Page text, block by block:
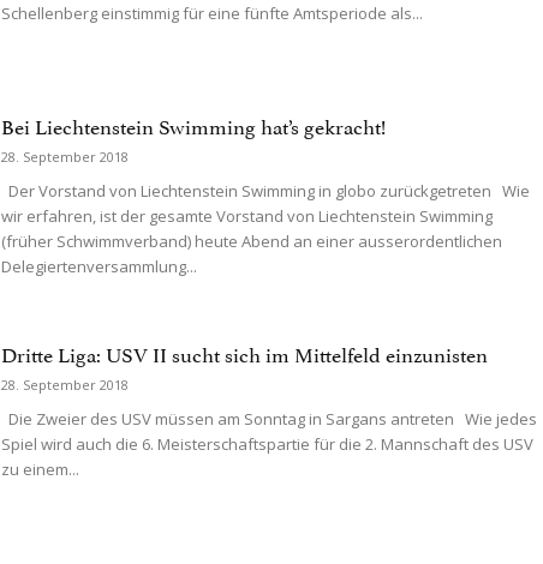
Schellenberg einstimmig für eine fünfte Amtsperiode als...
Bei Liechtenstein Swimming hat’s gekracht!
28. September 2018
Der Vorstand von Liechtenstein Swimming in globo zurückgetreten Wie
wir erfahren, ist der gesamte Vorstand von Liechtenstein Swimming
(früher Schwimmverband) heute Abend an einer ausserordentlichen
Delegiertenversammlung...
Dritte Liga: USV II sucht sich im Mittelfeld einzunisten
28. September 2018
Die Zweier des USV müssen am Sonntag in Sargans antreten Wie jedes
Spiel wird auch die 6. Meisterschaftspartie für die 2. Mannschaft des USV
zu einem...